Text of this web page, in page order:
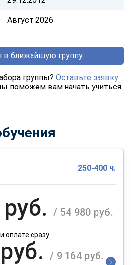
Август 2026
в ближайшую группу
группы? Оставьте заявку
поможем вам начать учиться
250-400 ч.
/ 54 980 руб.
оплате сразу
/ 9 164 руб.